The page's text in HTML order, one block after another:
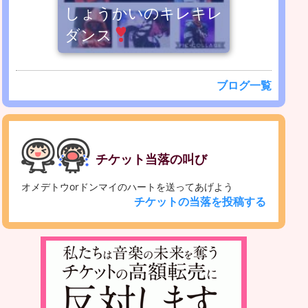
しょうかいのキレキレ
ダンス
ブログ一覧
チケット当落の叫び
オメデトウorドンマイのハートを送ってあげよう
チケットの当落を投稿する